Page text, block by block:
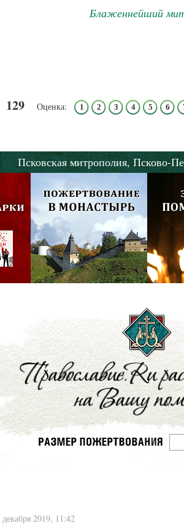
Блаженнейший
129 Оценка: 1 2 3 4 5 6
Псковская митрополия, Псково-
декабря 2019, 11:42